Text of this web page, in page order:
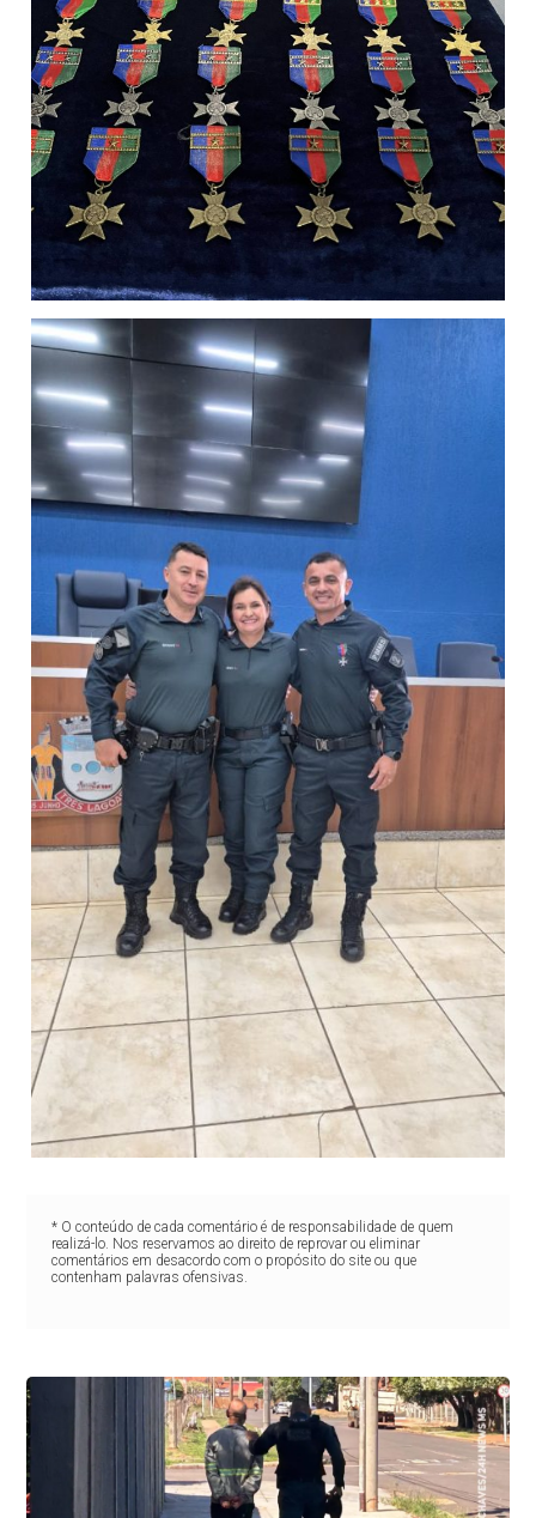
* O conteúdo de cada comentário é de responsabilidade de quem
realizá-lo. Nos reservamos ao direito de reprovar ou eliminar
comentários em desacordo com o propósito do site ou que
contenham palavras ofensivas.